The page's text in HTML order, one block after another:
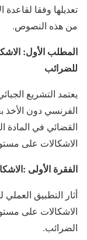
تعديلها وفقا
من هذه النصوص.
المطلب الأول:
للضرائب
يعتمد التشريع
الفرنسي دون الأخذ
القضائي في المادة
الاشكالات على
الفقرة الأولى
أثار التطبيق
الاشكالات على
الضرائب.